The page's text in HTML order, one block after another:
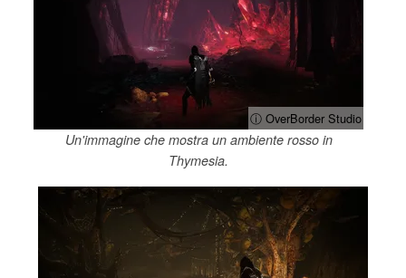
ⓘ OverBorder Studio
Un'immagine che mostra un ambiente rosso in
Thymesia.